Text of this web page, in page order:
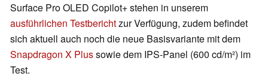
Surface Pro OLED Copilot+ stehen in unserem
ausführlichen Testberichtzur Verfügung, zudem befindet
sich aktuell auch noch die neue Basisvariante mit dem
Snapdragon X Plussowie dem IPS-Panel (600 cd/m²) im
Test.